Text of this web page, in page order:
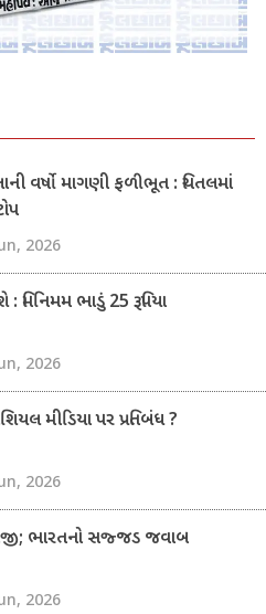
વર્ષો માગણી ફળીભૂત : ચિતલમાં
2026
: મિનિમમ ભાડું 25 રૂપિયા
2026
મીડિયા પર પ્રતિબંધ ?
2026
ભારતનો સજ્જડ જવાબ
2026